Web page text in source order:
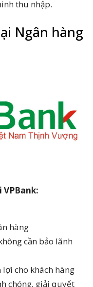
thu nhập.
Ngân hàng
hàng
cần bảo lãnh
lợi cho khách hàng
chóng, giải quyết